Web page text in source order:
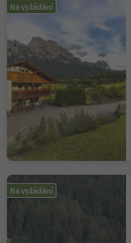
Na vyžádání
Na vyžádání